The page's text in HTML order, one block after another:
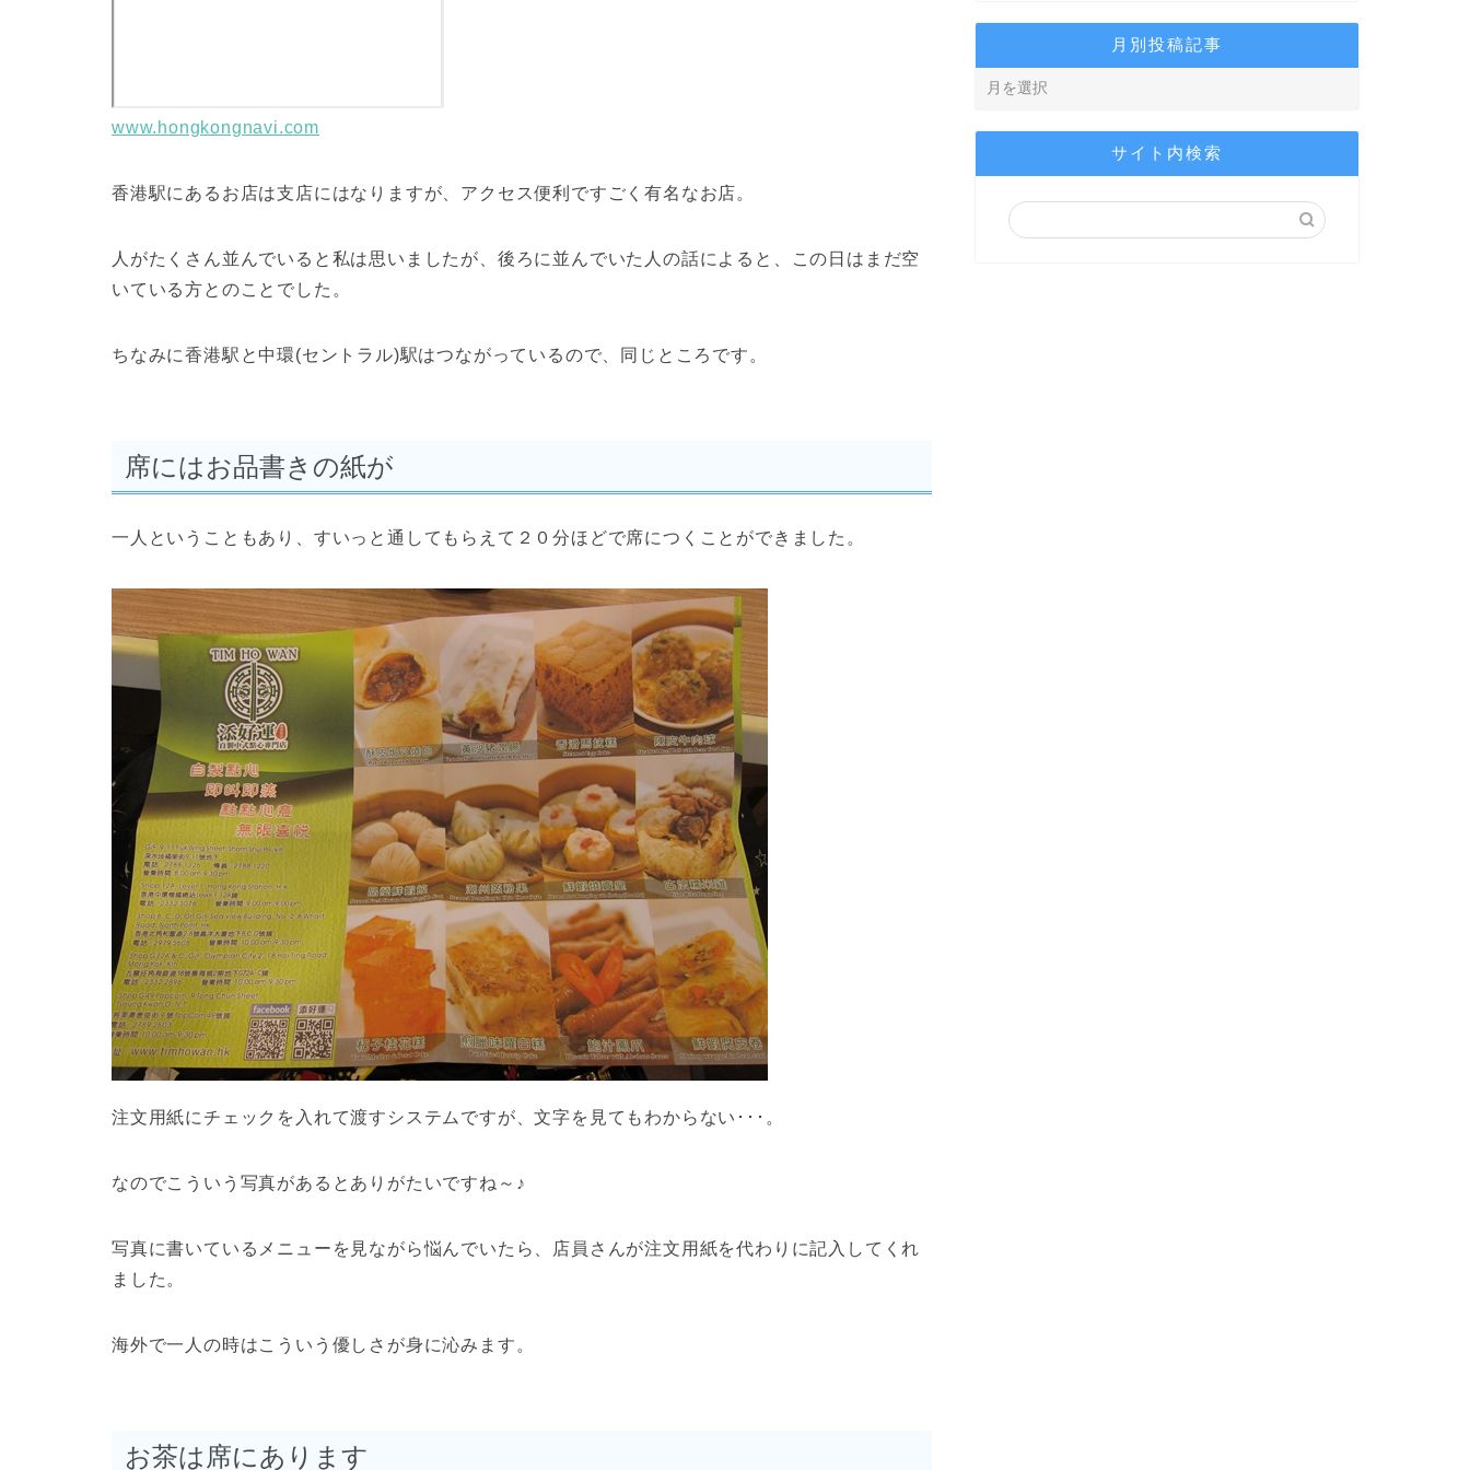
www.hongkongnavi.com
香港駅にあるお店は支店にはなりますが、アクセス便利ですごく有名なお店。
人がたくさん並んでいると私は思いましたが、後ろに並んでいた人の話によると、この日はまだ空
いている方とのことでした。
ちなみに香港駅と中環(セントラル)駅はつながっているので、同じところです。
席にはお品書きの紙が
一人ということもあり、すいっと通してもらえて２０分ほどで席につくことができました。
注文用紙にチェックを入れて渡すシステムですが、文字を見てもわからない･･･。
なのでこういう写真があるとありがたいですね～♪
写真に書いているメニューを見ながら悩んでいたら、店員さんが注文用紙を代わりに記入してくれ
ました。
海外で一人の時はこういう優しさが身に沁みます。
お茶は席にあります
月別投稿記事
サイト内検索